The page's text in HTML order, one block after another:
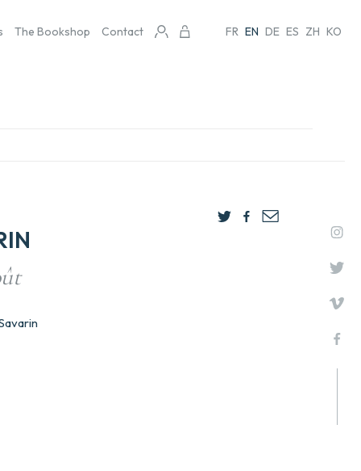
The Bookshop Contact FR EN DE ES ZH KO